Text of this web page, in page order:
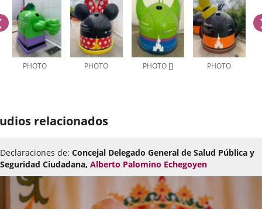
PHOTO PHOTO PHOTO [] PHOTO
anterior
relacionados
Declaraciones de: Concejal Delegado General de Salud Pública y
Seguridad Ciudadana, Alberto Palomino Echegoyen